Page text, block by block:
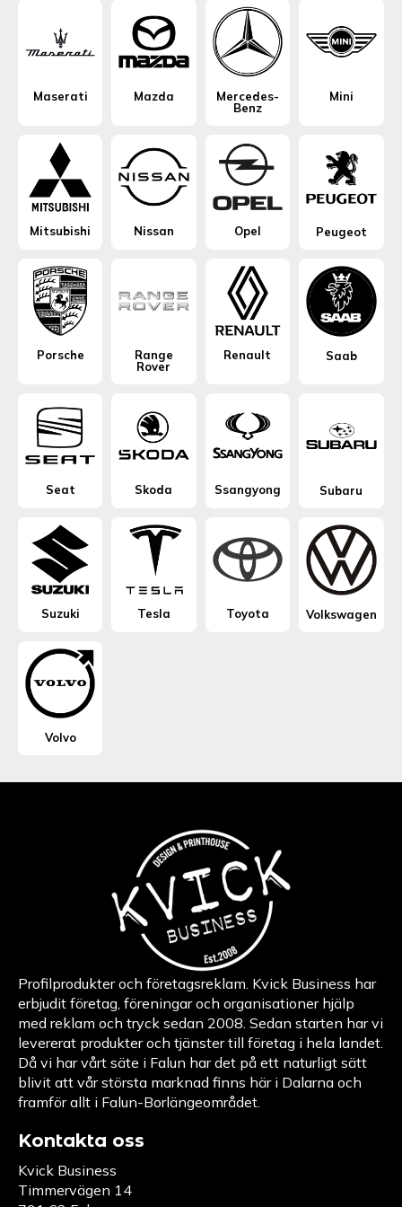
Maserati Mazda
Mercedes-
Benz
Mini
Mitsubishi Nissan Opel Peugeot
Porsche
Range
Rover
Renault Saab
Seat Skoda Ssangyong Subaru
Suzuki Tesla Toyota Volkswagen
Volvo
Profilprodukter och företagsreklam. Kvick Business har
erbjudit företag, föreningar och organisationer hjälp
med reklam och tryck sedan 2008. Sedan starten har vi
levererat produkter och tjänster till företag i hela landet.
Då vi har vårt säte i Falun har det på ett naturligt sätt
blivit att vår största marknad finns här i Dalarna och
framför allt i Falun-Borlängeområdet.
Kontakta oss
Kvick Business
Timmervägen 14